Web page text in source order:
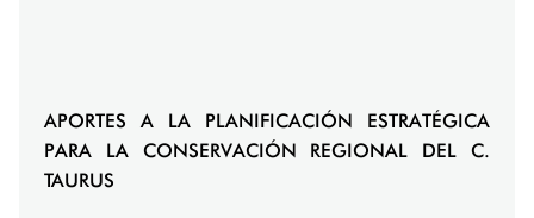
APORTES A LA PLANIFICACIÓN ESTRATÉGICA
PARA LA CONSERVACIÓN REGIONAL DEL C.
TAURUS